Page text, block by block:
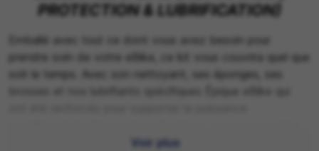
PROTECTION & LUBRIFICATION)
Emballé avec tout ce dont vous avez besoin pour
prendre soin de votre eBike, ce kit vous couvrira quel que
soit le temps. Avec son nettoyant, ses éponges, ses
de bonnes mains pour déchirer .
Voir plus